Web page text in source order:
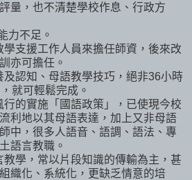
量，也不清楚學校作息、行政方
力不足。
學支援工作人員來擔任師資，後來改
亦可擔任。
及認知、母語教學技巧，絕非36小時
就可輕鬆完成。
行的實施「國語政策」，已使現今校
利地以其母語表達，加上又非母語
中，很多人語音、語調、語法、專
語言教職。
教學，常以片段知識的傳輸為主，甚
織化、系統化，更缺乏情意的培